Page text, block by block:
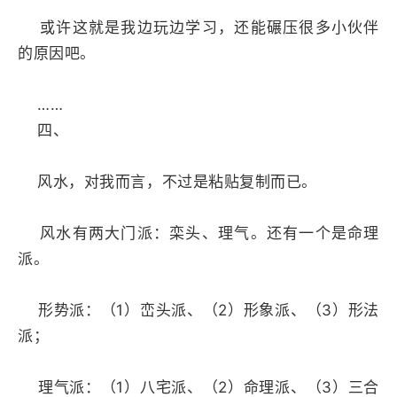
或许这就是我边玩边学习，还能碾压很多小伙伴
的原因吧。
……
四、
风水，对我而言，不过是粘贴复制而已。
风水有两大门派：栾头、理气。还有一个是命理
派。
形势派：（1）峦头派、（2）形象派、（3）形法
派；
理气派：（1）八宅派、（2）命理派、（3）三合